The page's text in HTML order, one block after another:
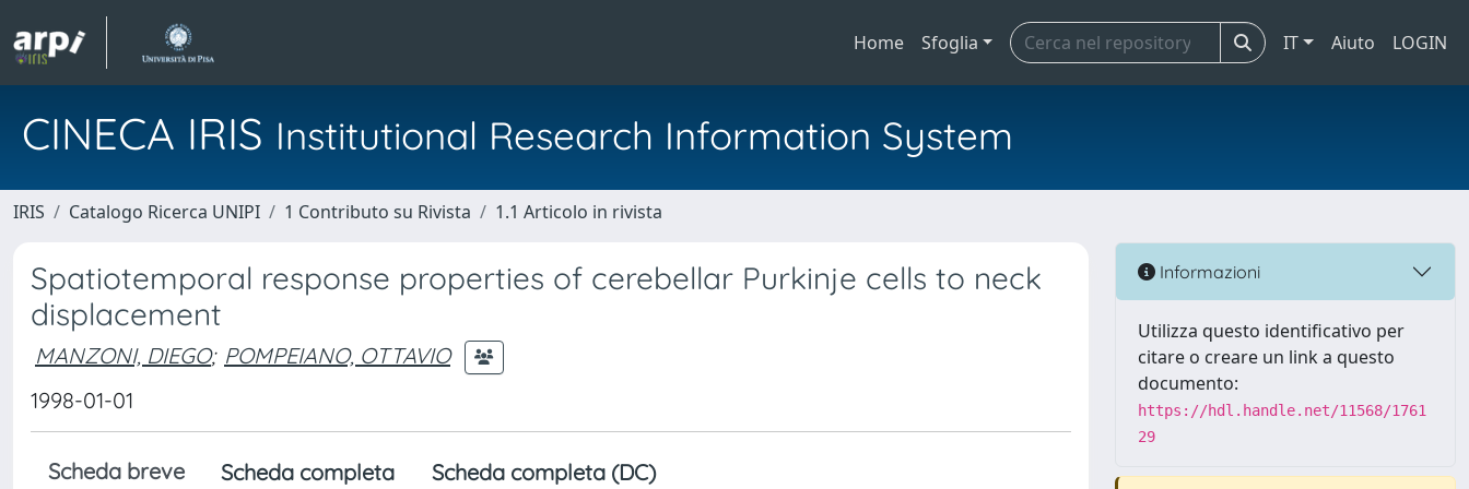
Home Sfoglia IT Aiuto LOGIN
CINECA IRIS Institutional Research Information System
IRIS Catalogo Ricerca UNIPI 1 Contributo su Rivista 1.1 Articolo in rivista
Spatiotemporal response properties of cerebellar Purkinje cells to neck
displacement
MANZONI, DIEGO; POMPEIANO, OTTAVIO
1998-01-01
Scheda breve Scheda completa Scheda completa (DC)
Informazioni
Utilizza questo identificativo per
citare o creare un link a questo
documento:
https://hdl.handle.net/11568/1761
29